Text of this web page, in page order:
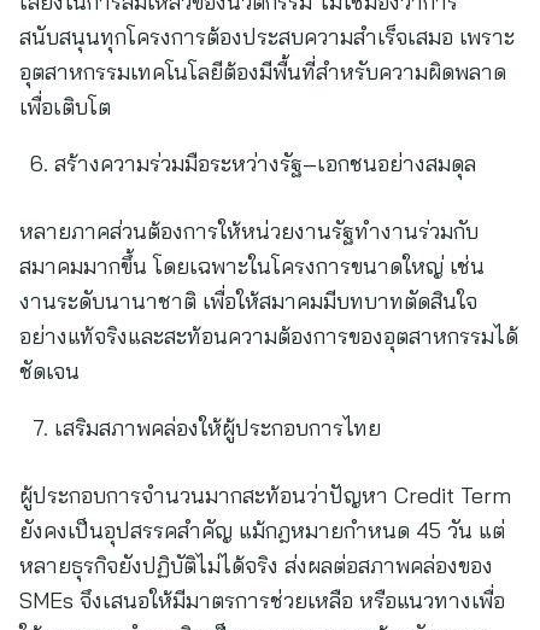
สนับสนุนทุกโครงการต้องประสบความสำเร็จเสมอ เพราะ
อุตสาหกรรมเทคโนโลยีต้องมีพื้นที่สำหรับความผิดพลาด
เพื่อเติบโต
สร้างความร่วมมือระหว่างรัฐ–เอกชนอย่างสมดุล
หลายภาคส่วนต้องการให้หน่วยงานรัฐทำงานร่วมกับ
สมาคมมากขึ้น โดยเฉพาะในโครงการขนาดใหญ่ เช่น
งานระดับนานาชาติ เพื่อให้สมาคมมีบทบาทตัดสินใจ
อย่างแท้จริงและสะท้อนความต้องการของอุตสาหกรรมได้
ชัดเจน
เสริมสภาพคล่องให้ผู้ประกอบการไทย
ผู้ประกอบการจำนวนมากสะท้อนว่าปัญหา Credit Term
ยังคงเป็นอุปสรรคสำคัญ แม้กฎหมายกำหนด 45 วัน แต่
หลายธุรกิจยังปฏิบัติไม่ได้จริง ส่งผลต่อสภาพคล่องของ
SMEs จึงเสนอให้มีมาตรการช่วยเหลือ หรือแนวทางเพื่อ